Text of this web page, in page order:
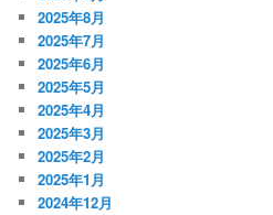
2025年8月
2025年7月
2025年6月
2025年5月
2025年4月
2025年3月
2025年2月
2025年1月
2024年12月